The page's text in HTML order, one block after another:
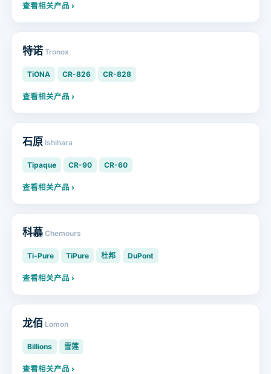
查看相关产品 ›
特诺 Tronox
TiONA CR-826 CR-828
查看相关产品 ›
石原 Ishihara
Tipaque CR-90 CR-60
查看相关产品 ›
科慕 Chemours
Ti-Pure TiPure 杜邦 DuPont
查看相关产品 ›
龙佰 Lomon
Billions 雪莲
查看相关产品 ›